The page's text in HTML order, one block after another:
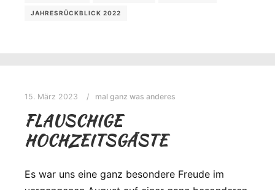
JAHRESRÜCKBLICK 2022
15. März 2023 mal ganz was anderes
FLAUSCHIGE
HOCHZEITSGÄSTE
Es war uns eine ganz besondere Freude im